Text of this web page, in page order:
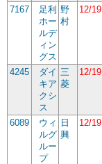
7167
足利
ホー
ルデ
ィン
グス
野
村
12/19
4245
ダイ
キア
クシ
ス
三
菱
12/19
6089
ウィ
ルグ
ルー
プ
日
興
12/19